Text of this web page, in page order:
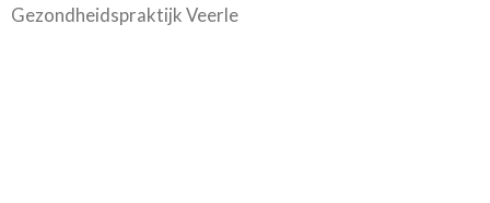
Gezondheidspraktijk Veerle